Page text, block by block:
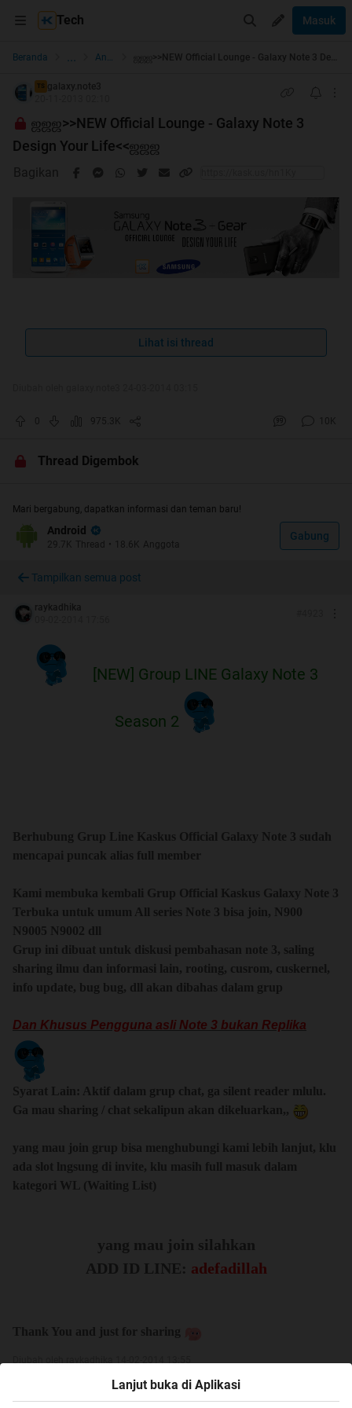
Tech Masuk
Beranda ... Android ஜஜஜ>>NEW Official Lounge - Galaxy Note 3 Design Your Life<<ஜஜஜ
TS galaxy.note3
ஜஜஜ>>NEW Official Lounge - Galaxy Note 3
Design Your Life<<ஜஜஜ
Bagikan
NEW OFFICIAL LOUNGEGALAXY NOTE 3
adalah N9000 ver. Exynos.
TANYA LAGI YA...
Quote:
Quote:
UPDATE INFO
Quote:
DIMOHON UNTUK TIDAK PM/VM TS.. KLU
ADA PERTANYAAN SILAHKAN POST DISINI
Samsung Gear 2, Samsung Gear Fit - Official
Quote:
Model name: GALAXY Note 3
Lihat isi thread
0 975.3K 10K
Thread Digembok
Mari bergabung, dapatkan informasi dan teman baru!
Android
29.7K Thread • 18.6K Anggota
Gabung
Tampilkan semua post
raykadhika
[NEW] Group LINE Galaxy Note 3
Season 2
Berhubung Grup Line Kaskus Official Galaxy Note 3 sudah
mencapai puncak alias full member
Kami membuka kembali Grup Official Kaskus Galaxy Note 3
Terbuka untuk umum All series Note 3 bisa join, N900
N9005 N9002 dll
Grup ini dibuat untuk diskusi pembahasan note 3, saling
sharing ilmu dan informasi lain, rooting, cusrom, cuskernel,
info update, bug bug, dll akan dibahas dalam grup
Dan Khusus Pengguna asli Note 3 bukan Replika
Syarat Lain: Aktif dalam grup chat, ga silent reader mlulu.
Ga mau sharing / chat sekalipun akan dikeluarkan,,
yang mau join grup bisa menghubungi kami lebih lanjut, klu
ada slot lngsung di invite, klu masih full masuk dalam
kategori WL (Waiting List)
yang mau join silahkan
ADD ID LINE: adefadillah
Thank You and just for sharing
Lanjut buka di Aplikasi